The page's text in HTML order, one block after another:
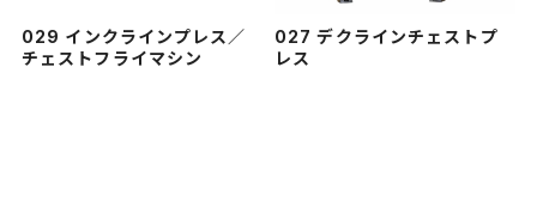
029 インクラインプレス／
チェストフライマシン
027 デクラインチェストプ
レス